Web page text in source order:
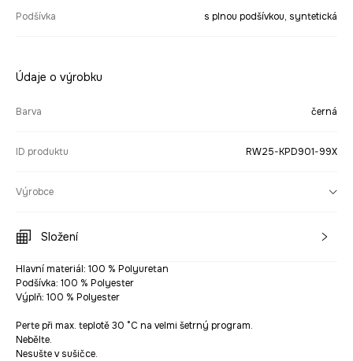
Podšívka s plnou podšívkou, syntetická
Údaje o výrobku
Barva černá
ID produktu RW25-KPD901-99X
Výrobce
Složení
Hlavní materiál: 100 % Polyuretan
Podšívka: 100 % Polyester
Výplň: 100 % Polyester
Perte při max. teplotě 30 °C na velmi šetrný program.
Nebělte.
Nesušte v sušičce.